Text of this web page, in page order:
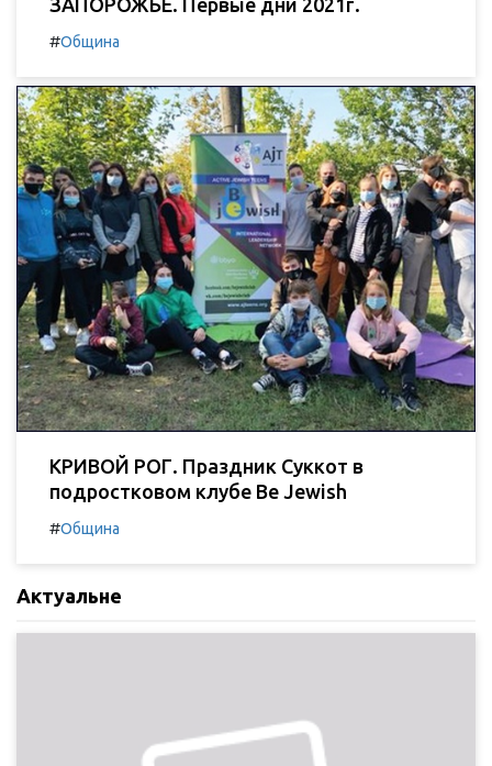
ЗАПОРОЖЬЕ. Первые дни 2021г.
#Община
КРИВОЙ РОГ. Праздник Суккот в
подростковом клубе Be Jewish
#Община
Актуальне